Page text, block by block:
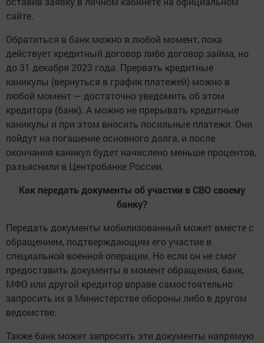
сайте.
Обратиться в банк можно в любой момент, пока
действует кредитный договор либо договор займа, но
до 31 декабря 2023 года. Прервать кредитные
каникулы (вернуться в график платежей) можно в
любой момент — достаточно уведомить об этом
кредитора (банк). А можно не прерывать кредитные
каникулы и при этом вносить посильные платежи. Они
пойдут на погашение основного долга, и после
окончания каникул будет начислено меньше процентов,
разъяснили в Центробанке России.
Как передать документы об участии в СВО своему
банку?
Передать документы мобилизованный может вместе с
обращением, подтверждающим его участие в
специальной военной операции. Но если он не смог
предоставить документы в момент обращения, банк,
МФО или другой кредитор вправе самостоятельно
запросить их в Министерстве обороны либо в другом
ведомстве.
Также банк может запросить эти документы напрямую